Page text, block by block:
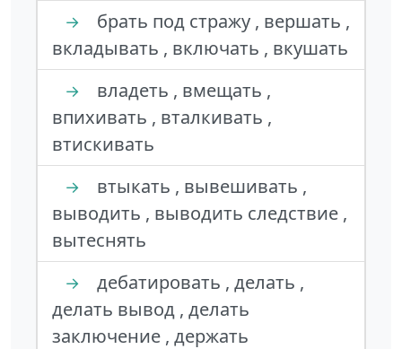
→
брать под стражу , вершать ,
вкладывать , включать , вкушать
→
владеть , вмещать ,
впихивать , вталкивать ,
втискивать
→
втыкать , вывешивать ,
выводить , выводить следствие ,
вытеснять
→
дебатировать , делать ,
делать вывод , делать
заключение , держать